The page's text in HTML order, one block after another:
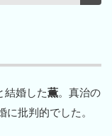
結婚した薫。真治の
批判的でした。